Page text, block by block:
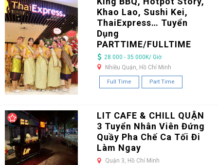
Khao Lao, Sushi Kei,
ThaiExpress… Tuyển
Dụng
PARTTIME/FULLTIME
28.000 - 35.000K/ Giờ
Nhiều Quận, Hồ Chí Minh
Full Time Part Time
LIT CAFE & CHILL QUẬN
3 Tuyển Nhân Viên Đứng
Quầy Pha Chế Ca Tối Đi
Làm Ngay
Quận 3, Hồ Chí Minh